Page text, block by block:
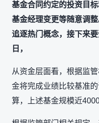
基金合同约定的投资目
基金经理变更等随意调
追逐热门概念，接下来
日，
从资金层面看，根据监
金将完成业绩比较基准
算，上述基金规模近4000